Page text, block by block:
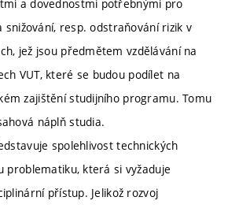
a dovednostmi potřebnými pro
snižování, resp. odstraňování rizik v
jež jsou předmětem vzdělávání na
VUT, které se budou podílet na
zajištění studijního programu. Tomu
náplň studia.
spolehlivost technických
problematiku, která si vyžaduje
přístup. Jelikož rozvoj